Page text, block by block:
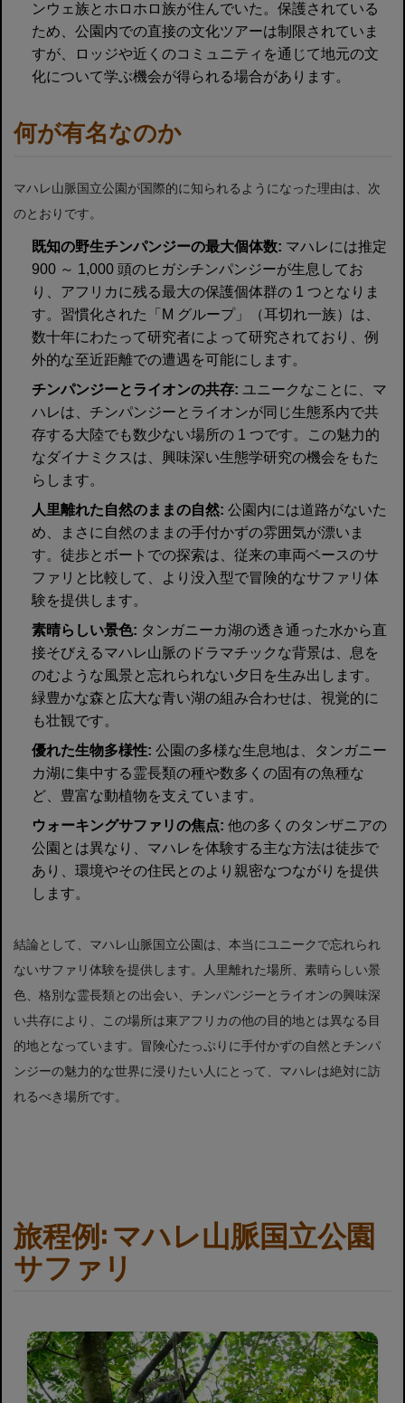
ンウェ族とホロホロ族が住んでいた。保護されている
ため、公園内での直接の文化ツアーは制限されていま
すが、ロッジや近くのコミュニティを通じて地元の文
化について学ぶ機会が得られる場合があります。
何が有名なのか
マハレ山脈国立公園が国際的に知られるようになった理由は、次
のとおりです。
既知の野生チンパンジーの最大個体数: マハレには推定
900 ～ 1,000 頭のヒガシチンパンジーが生息してお
り、アフリカに残る最大の保護個体群の 1 つとなりま
す。習慣化された「M グループ」（耳切れ一族）は、
数十年にわたって研究者によって研究されており、例
外的な至近距離での遭遇を可能にします。
チンパンジーとライオンの共存: ユニークなことに、マ
ハレは、チンパンジーとライオンが同じ生態系内で共
存する大陸でも数少ない場所の 1 つです。この魅力的
なダイナミクスは、興味深い生態学研究の機会をもた
らします。
人里離れた自然のままの自然: 公園内には道路がないた
め、まさに自然のままの手付かずの雰囲気が漂いま
す。徒歩とボートでの探索は、従来の車両ベースのサ
ファリと比較して、より没入型で冒険的なサファリ体
験を提供します。
素晴らしい景色: タンガニーカ湖の透き通った水から直
接そびえるマハレ山脈のドラマチックな背景は、息を
のむような風景と忘れられない夕日を生み出します。
緑豊かな森と広大な青い湖の組み合わせは、視覚的に
も壮観です。
優れた生物多様性: 公園の多様な生息地は、タンガニー
カ湖に集中する霊長類の種や数多くの固有の魚種な
ど、豊富な動植物を支えています。
ウォーキングサファリの焦点: 他の多くのタンザニアの
公園とは異なり、マハレを体験する主な方法は徒歩で
あり、環境やその住民とのより親密なつながりを提供
します。
結論として、マハレ山脈国立公園は、本当にユニークで忘れられ
ないサファリ体験を提供します。人里離れた場所、素晴らしい景
色、格別な霊長類との出会い、チンパンジーとライオンの興味深
い共存により、この場所は東アフリカの他の目的地とは異なる目
的地となっています。冒険心たっぷりに手付かずの自然とチンパ
ンジーの魅力的な世界に浸りたい人にとって、マハレは絶対に訪
れるべき場所です。
旅程例: マハレ山脈国立公園
サファリ